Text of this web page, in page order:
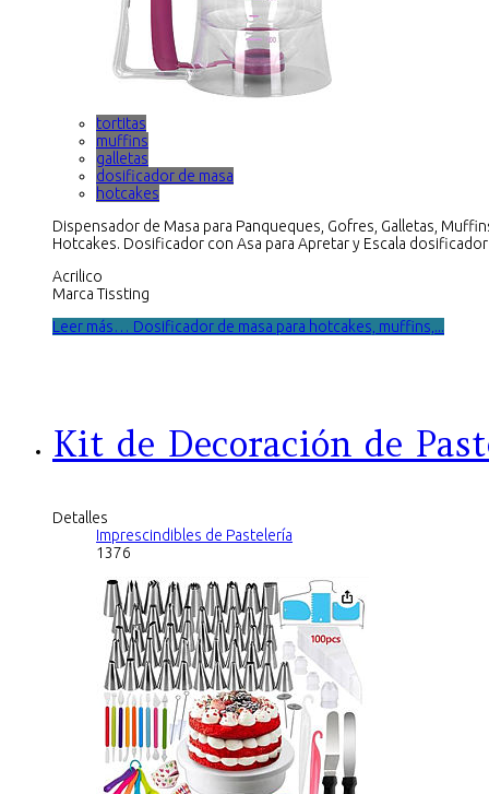
tortitas
muffins
galletas
dosificador de masa
hotcakes
Dispensador de Masa para Panqueques, Gofres, Galletas,
Hotcakes. Dosificador con Asa para Apretar y Escala
Acrilico
Marca Tissting
Leer más… Dosificador de masa para hotcakes, muffins,...
Kit de Decoración de
Detalles
Imprescindibles de Pastelería
1376